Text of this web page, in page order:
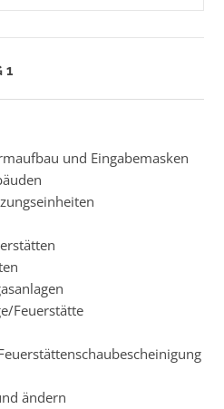
1
und Eingabemasken
Feuerstätte
ändern